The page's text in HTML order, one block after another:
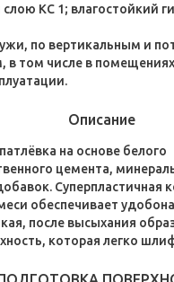
слою КС 1; влагостойкий
по вертикальным и
в том числе в
Описание
на основе белого
цемента,
Суперпластичная
обеспечивает
после высыхания
которая легко